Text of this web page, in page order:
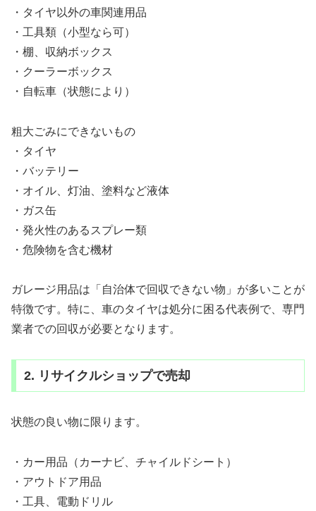
・タイヤ以外の車関連用品
・工具類（小型なら可）
・棚、収納ボックス
・クーラーボックス
・自転車（状態により）
粗大ごみにできないもの
・タイヤ
・バッテリー
・オイル、灯油、塗料など液体
・ガス缶
・発火性のあるスプレー類
・危険物を含む機材
ガレージ用品は「自治体で回収できない物」が多いことが
特徴です。特に、車のタイヤは処分に困る代表例で、専門
業者での回収が必要となります。
2. リサイクルショップで売却
状態の良い物に限ります。
・カー用品（カーナビ、チャイルドシート）
・アウトドア用品
・工具、電動ドリル